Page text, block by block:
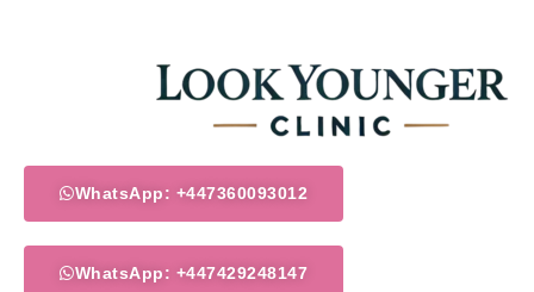
المحتوى
WhatsApp: +447360093012
WhatsApp: +447429248147